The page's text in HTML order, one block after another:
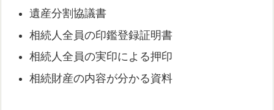
遺産分割協議書
相続人全員の印鑑登録証明書
相続人全員の実印による押印
相続財産の内容が分かる資料